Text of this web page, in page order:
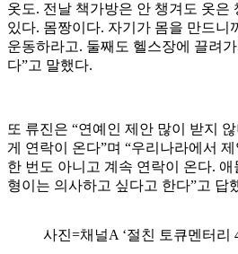
옷도. 전날 책가방은 안 챙겨도 옷은
있다. 몸짱이다. 자기가 몸을 만드니
운동하라고. 둘째도 헬스장에 끌려
다”고 말했다.
또 류진은 “연예인 제안 많이 받지
게 연락이 온다”며 “우리나라에서
한 번도 아니고 계속 연락이 온다.
형이는 의사하고 싶다고 한다”고 답
사진=채널A ‘절친 토큐멘터리